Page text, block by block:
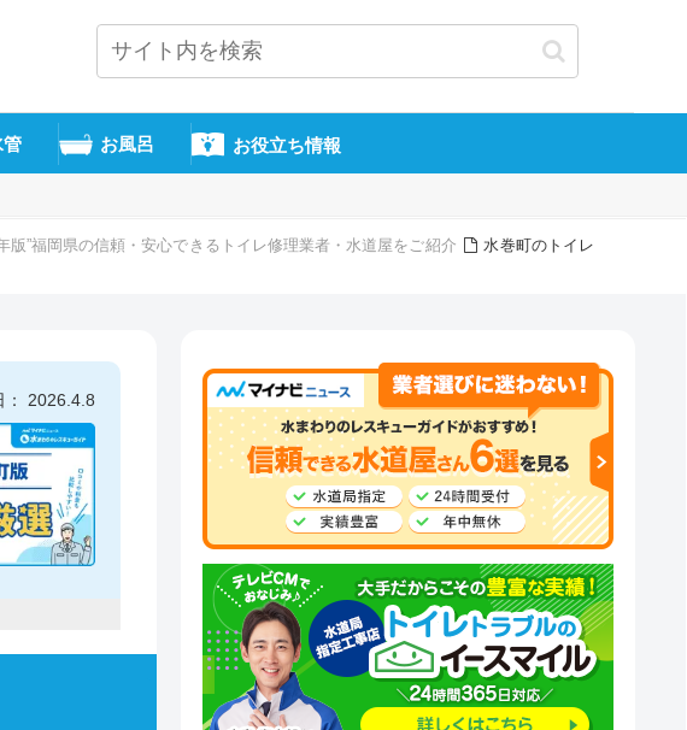
管 お風呂 お役立ち情報
版”福岡県の信頼・安心できるトイレ修理業者・水道屋をご紹介
水巻町のトイレ
： 2026.4.8